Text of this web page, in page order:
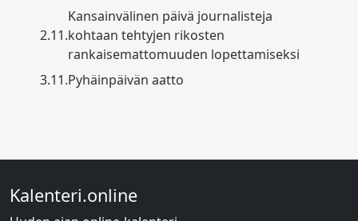
2.11.
Kansainvälinen päivä journalisteja
kohtaan tehtyjen rikosten
rankaisemattomuuden lopettamiseksi
3.11.Pyhäinpäivän aatto
Kalenteri.online